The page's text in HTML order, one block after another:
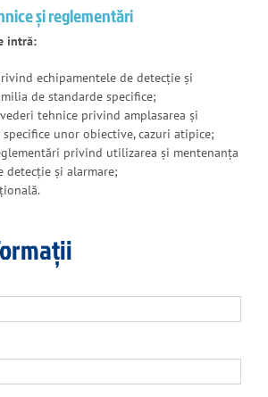
și reglementări
intră:
echipamentele de detecție și
de standarde specifice;
tehnice privind amplasarea și
unor obiective, cazuri atipice;
privind utilizarea și mentenanța
detecție și alarmare;